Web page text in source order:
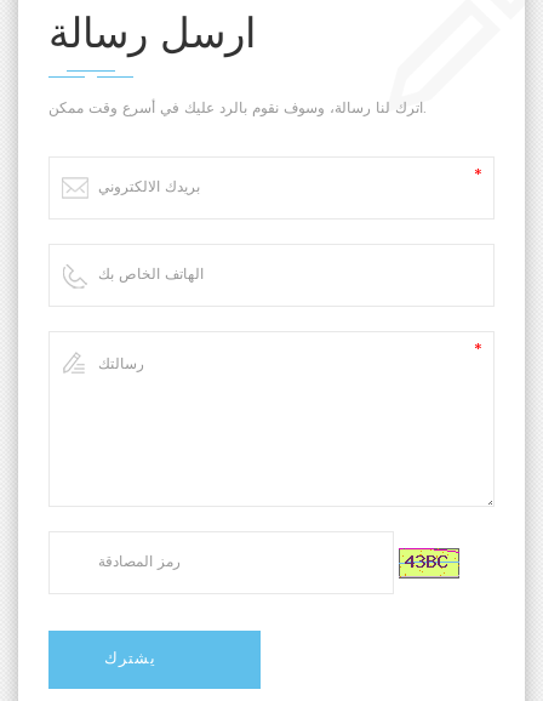
ارسل رسالة
اترك لنا رسالة، وسوف نقوم بالرد عليك في أسرع وقت ممكن.